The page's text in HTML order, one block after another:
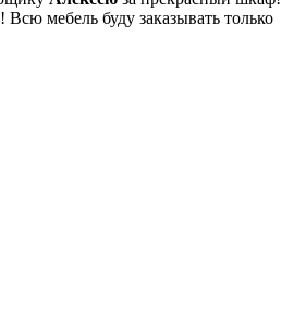
Всю мебель буду заказывать только